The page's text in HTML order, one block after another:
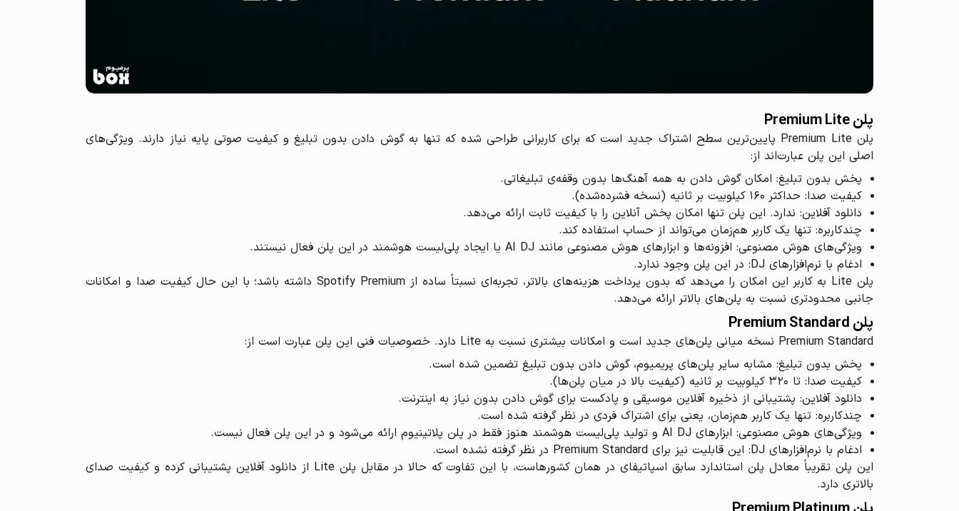
پلن Premium Lite
پلن Premium Lite پایین‌ترین سطح اشتراک جدید است که برای کاربرانی طراحی شده که تنها به گوش دادن بدون تبلیغ و کیفیت صوتی پایه نیاز دارند. ویژگی‌های
اصلی این پلن عبارت‌اند از:
پخش بدون تبلیغ: امکان گوش دادن به همه آهنگ‌ها بدون وقفه‌ی تبلیغاتی.
کیفیت صدا: حداکثر ۱۶۰ کیلوبیت بر ثانیه (نسخه فشرده‌شده).
دانلود آفلاین: ندارد. این پلن تنها امکان پخش آنلاین را با کیفیت ثابت ارائه می‌دهد.
چندکاربره: تنها یک کاربر هم‌زمان می‌تواند از حساب استفاده کند.
ویژگی‌های هوش مصنوعی: افزونه‌ها و ابزارهای هوش مصنوعی مانند AI DJ یا ایجاد پلی‌لیست هوشمند در این پلن فعال نیستند.
ادغام با نرم‌افزارهای DJ: در این پلن وجود ندارد.
پلن Lite به کاربر این امکان را می‌دهد که بدون پرداخت هزینه‌های بالاتر، تجربه‌ای نسبتاً ساده از Spotify Premium داشته باشد؛ با این حال کیفیت صدا و امکانات
جانبی محدودتری نسبت به پلن‌های بالاتر ارائه می‌دهد.
پلن Premium Standard
Premium Standard نسخه میانی پلن‌های جدید است و امکانات بیشتری نسبت به Lite دارد. خصوصیات فنی این پلن عبارت است از:
پخش بدون تبلیغ: مشابه سایر پلن‌های پریمیوم، گوش دادن بدون تبلیغ تضمین شده است.
کیفیت صدا: تا ۳۲۰ کیلوبیت بر ثانیه (کیفیت بالا در میان پلن‌ها).
دانلود آفلاین: پشتیبانی از ذخیره آفلاین موسیقی و پادکست برای گوش دادن بدون نیاز به اینترنت.
چندکاربره: تنها یک کاربر هم‌زمان، یعنی برای اشتراک فردی در نظر گرفته شده است.
ویژگی‌های هوش مصنوعی: ابزارهای AI DJ و تولید پلی‌لیست هوشمند هنوز فقط در پلن پلاتینیوم ارائه می‌شود و در این پلن فعال نیست.
ادغام با نرم‌افزارهای DJ: این قابلیت نیز برای Premium Standard در نظر گرفته نشده است.
این پلن تقریباً معادل پلن استاندارد سابق اسپاتیفای در همان کشورهاست، با این تفاوت که حالا در مقابل پلن Lite از دانلود آفلاین پشتیبانی کرده و کیفیت صدای
بالاتری دارد.